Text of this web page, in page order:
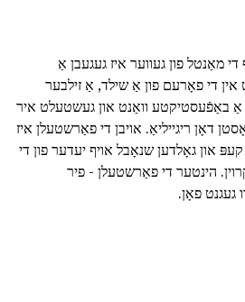
מאַנטל פון געווער איז געגעבן אַ
אין די פאָרעם פון אַ שילד, אַ זילבער
אַ באַפֿעסטיקטע וואַנט און געשטעלט איר
דאָן ריגייליאַ. אויבן די פאַרשטעלן איז
און גאָלדען שנאָבל אויף יעדער פון די
הינטער די פאַרשטעלן - פיר
געגנט פאָן.